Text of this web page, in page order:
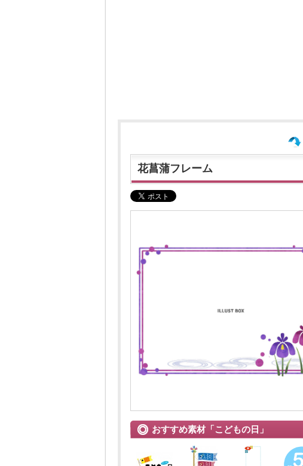
花菖蒲フレーム
おすすめ素材「こどもの日」